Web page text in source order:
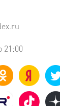
21:00